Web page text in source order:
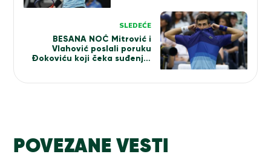
SLEDEĆE
BESANA NOĆ Mitrović i
Vlahović poslali poruku
Đokoviću koji čeka suđenje!
POVEZANE VESTI